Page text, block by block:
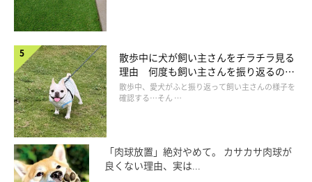
皮膚をかみちぎってくる「アブ・ブヨ（ブ
散歩中に犬が飼い主さんをチラチラ見る
理由 何度も飼い主さんを振り返るのは
なぜ？
散歩中、愛犬がふと振り返って飼い主さんの様子を
確認する…そん …
「肉球放置」絶対やめて。 カサカサ肉球が
良くない理由、実は...